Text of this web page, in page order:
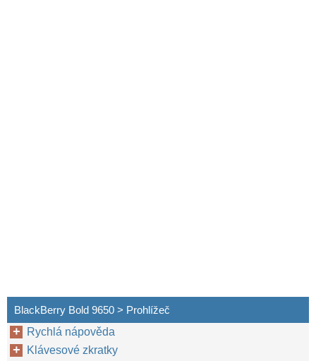
BlackBerry Bold 9650 > Prohlížeč
Rychlá nápověda
Klávesové zkratky